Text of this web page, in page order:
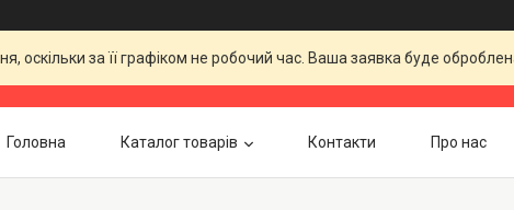
за її графіком не робочий час. Ваша заявка буде
Головна Каталог товарів Контакти Про нас